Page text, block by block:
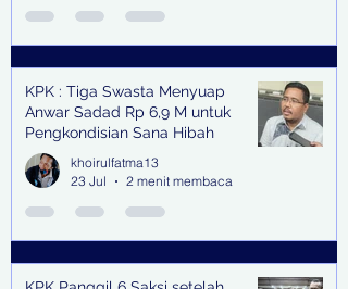
KPK : Tiga Swasta Menyuap
Anwar Sadad Rp 6,9 M untuk
Pengkondisian Sana Hibah
khoirulfatma13
23 Jul
2 menit membaca